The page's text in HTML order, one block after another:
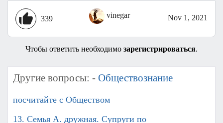
339 vinegar Nov 1, 2021
Чтобы ответить необходимо зарегистрироваться.
Другие вопросы: - Обществознание
посчитайте с Обществом
13. Семья А. дружная. Супруги по